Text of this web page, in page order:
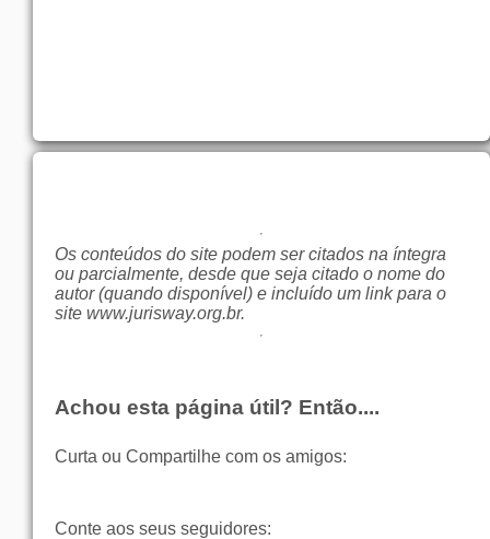
Os conteúdos do site podem ser citados na íntegra
ou parcialmente, desde que seja citado o nome do
autor (quando disponível) e incluído um link para o
site www.jurisway.org.br.
Achou esta página útil? Então....
Curta ou Compartilhe com os amigos:
Conte aos seus seguidores: